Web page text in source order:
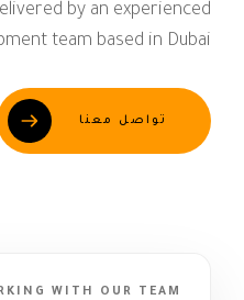
by an experienced
team based in Dubai.
تواصل معنا
WITH OUR TEAM